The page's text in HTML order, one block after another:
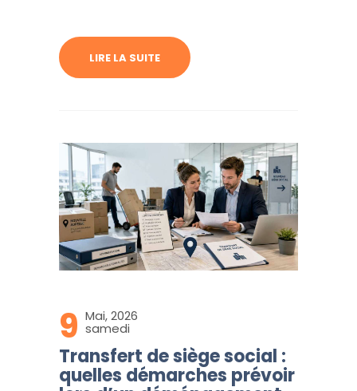
LIRE LA SUITE
9 Mai, 2026
samedi
Transfert de siège social :
quelles démarches prévoir